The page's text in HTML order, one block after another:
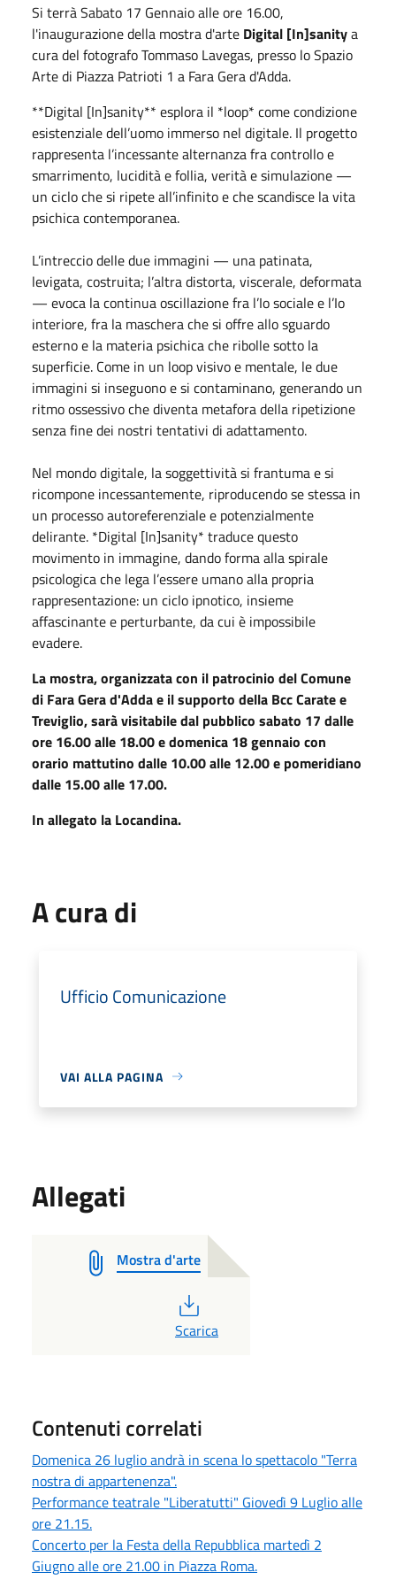
Si terrà Sabato 17 Gennaio alle ore 16.00,
l'inaugurazione della mostra d'arte Digital [In]sanitya
cura del fotografo Tommaso Lavegas, presso lo Spazio
Arte di Piazza Patrioti 1 a Fara Gera d'Adda.
**Digital [In]sanity** esplora il *loop* come condizione
esistenziale dell’uomo immerso nel digitale. Il progetto
rappresenta l’incessante alternanza fra controllo e
smarrimento, lucidità e follia, verità e simulazione —
un ciclo che si ripete all’infinito e che scandisce la vita
psichica contemporanea.
L’intreccio delle due immagini — una patinata,
levigata, costruita; l’altra distorta, viscerale, deformata
— evoca la continua oscillazione fra l’Io sociale e l’Io
interiore, fra la maschera che si offre allo sguardo
esterno e la materia psichica che ribolle sotto la
superficie. Come in un loop visivo e mentale, le due
immagini si inseguono e si contaminano, generando un
ritmo ossessivo che diventa metafora della ripetizione
senza fine dei nostri tentativi di adattamento.
Nel mondo digitale, la soggettività si frantuma e si
ricompone incessantemente, riproducendo se stessa in
un processo autoreferenziale e potenzialmente
delirante. *Digital [In]sanity* traduce questo
movimento in immagine, dando forma alla spirale
psicologica che lega l’essere umano alla propria
rappresentazione: un ciclo ipnotico, insieme
affascinante e perturbante, da cui è impossibile
evadere. ‎
La mostra,organizzatacon il patrocinio delComune
di Fara Gera d'Addae ilsupporto della Bcc Carate e
Treviglio, saràvisitabile dal pubblico sabato 17 dalle
ore 16.00 alle 18.00 edomenica 18gennaio con
orario mattutino dalle 10.00 alle 12.00 e pomeridiano
dalle 15.00 alle 17.00.
In allegato la Locandina.
A cura di
Ufficio Comunicazione
VAI ALLA PAGINA
Allegati
Mostra d'arte
PDF
Scarica
Contenuti correlati
Domenica 26 luglio andrà in scena lo spettacolo "Terra
nostra di appartenenza".
Performance teatrale "Liberatutti" Giovedì 9 Luglio alle
ore 21.15.
Concerto per la Festa della Repubblica martedì 2
Giugno alle ore 21.00 in Piazza Roma.